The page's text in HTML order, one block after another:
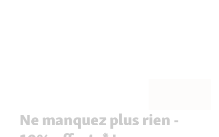
Ne manquez plus rien -